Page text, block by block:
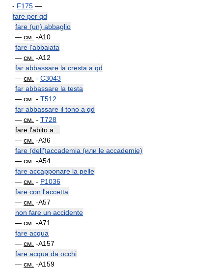
- F175 —
fare per qd
fare (un) abbaglio
— см. -A10
fare l'abbaiata
— см. -A12
far abbassare la cresta a qd
— см. - C3043
far abbassare la testa
— см. - T512
far abbassare il tono a qd
— см. - T728
fare l'abito a...
— см. -A36
fare (dell')accademia (или le accademie)
— см. -A54
fare accapponare la pelle
— см. - P1036
fare con l'accetta
— см. -A57
non fare un accidente
— см. -A71
fare acqua
— см. -A157
fare acqua da occhi
— см. -A159